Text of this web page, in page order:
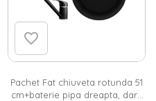
Pachet Fat chiuveta rotunda 51
cm+baterie pipa dreapta, dark